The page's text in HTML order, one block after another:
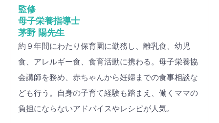
監修
母子栄養指導士
茅野 陽先生
約９年間にわたり保育園に勤務し、離乳食、幼児
食、アレルギー食、食育活動に携わる。母子栄養協
会講師を務め、赤ちゃんから妊婦までの食事相談な
ども行う。自身の子育て経験も踏まえ、働くママの
負担にならないアドバイスやレシピが人気。